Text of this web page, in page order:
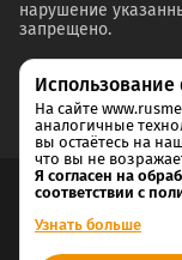
нарушение
запрещено.
Согласие на
На сайте
аналогичные
вы остаётесь на
что вы не
Я согласен на
соответствии с
Узнать больше